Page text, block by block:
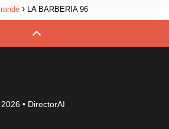
LA BARBERIA 96
• DirectorAI